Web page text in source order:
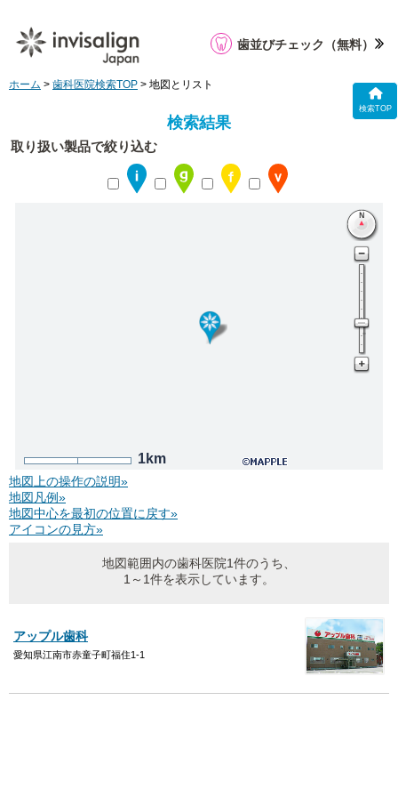
検索TOP
歯並びチェック （無料）
ホーム > 歯科医院検索TOP > 地図とリスト
検索結果
取り扱い製品で絞り込む
1km
地図上の操作の説明»
地図凡例»
地図中心を最初の位置に戻す»
アイコンの見方»
地図範囲内の歯科医院1件のうち、
1～1件を表示しています。
アップル歯科
愛知県江南市赤童子町福住1-1